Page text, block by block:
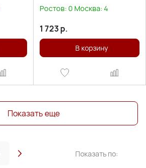
Ростов: 0 Москва: 4
1 723р.
В корзину
Показать еще
Показать по: